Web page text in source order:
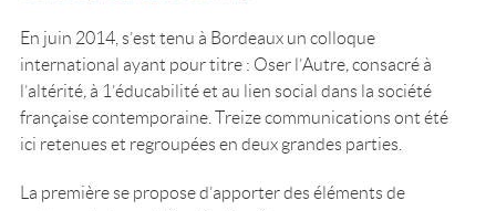
En juin 2014, s’est tenu à Bordeaux un colloque
international ayant pour titre : Oser l’Autre,consacré à
l’altérité, à 1’éducabilité et au lien social dans la société
française contemporaine. Treize communications ont été
ici retenues et regroupées en deux grandes parties.
La première se propose d’apporter des éléments de